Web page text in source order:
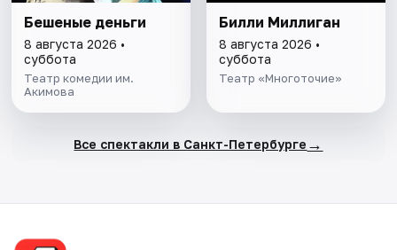
Бешеные деньги
8 августа 2026 •
суббота
Театр комедии им.
Акимова
Билли Миллиган
8 августа 2026 •
суббота
Театр «Многоточие»
Все спектакли в Санкт-Петербурге →